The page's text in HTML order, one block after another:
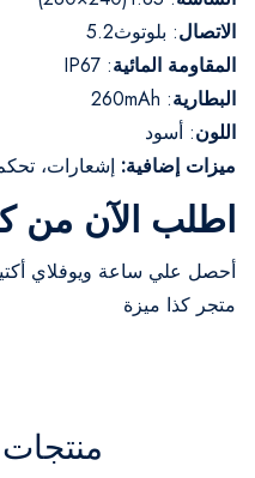
الاتصال: بلوتوث5.2
المقاومة المائية: IP67
البطارية: 260mAh
اللون: أسود
ميزات إضافية: إشعارات،
اطلب الآن من
أحصل علي ساعة ويوفلاي
متجر كذا ميزة